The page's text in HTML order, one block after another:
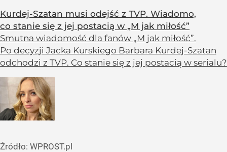
Kurdej-Szatan musi odejść z TVP. Wiadomo,
co stanie się z jej postacią w „M jak miłość”
Smutna wiadomość dla fanów „M jak miłość”.
Po decyzji Jacka Kurskiego Barbara Kurdej-Szatan
odchodzi z TVP. Co stanie się z jej postacią w serialu?
Źródło: WPROST.pl